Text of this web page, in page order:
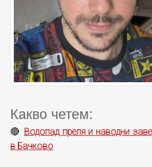
Какво четем:
🔴 Водопад преля и наводни
в Бачково